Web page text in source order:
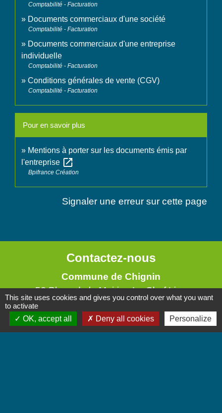
Comptabilité - Facturation
Documents commerciaux d'une société
Comptabilité - Facturation
Documents commerciaux d'une entreprise
individuelle
Comptabilité - Facturation
Conditions générales de vente (CGV)
Comptabilité - Facturation
Pour en savoir plus
Mentions à porter sur les documents émis par
l'entreprise open_in_new
Bpifrance Création
Signaler une erreur sur cette page
Contactez-nous
Commune de Chignin
52 Place de la Mairie - Le Chef Lieu
73800 Chignin - FRANCE
+33 4 79 28 10 12
Contact par formulaire
This site uses cookies and gives you control over what you want
to activate
OK, accept all
Deny all cookies Personalize